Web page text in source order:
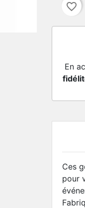
favorite_border
En
Ces
pour